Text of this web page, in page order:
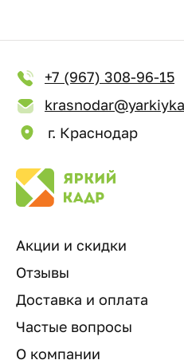
+7 (967) 308-96-15
г. Краснодар
Акции и скидки
Отзывы
Доставка и оплата
Частые вопросы
О компании